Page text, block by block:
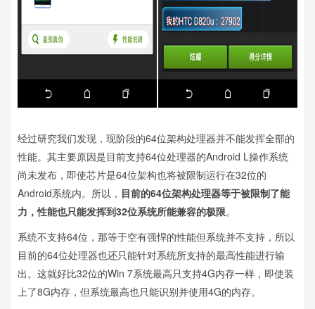
经过研究我们发现，现阶段的64位架构处理器并不能发挥全部的
性能。其主要原因是目前支持64位处理器的Android L操作系统
尚未发布，即使芯片是64位架构也将被限制运行在32位的
Android系统内。所以， 目前的64位架构处理器等于被限制了能
力，性能也只能发挥到32位系统所能兼容的极限。
系统不支持64位，那等于空有强悍的性能但系统并不支持，所以
目前的64位处理器也还只能针对系统所支持的最高性能进行输
出。这就好比32位的Win 7系统最高只支持4G内存一样，即使装
上了8G内存，但系统最高也只能识别并使用4G的内存。